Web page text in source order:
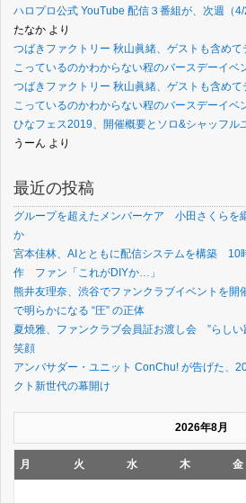
ハロプロ公式 YouTube 配信３番組が、次週（
たなか より
つばきファクトリー 秋山眞緒、ゲストも含め
こっているのかわからない程のバースデーイベ
つばきファクトリー 秋山眞緒、ゲストも含め
こっているのかわからない程のバースデーイベ
ひなフェス2019、開催概要とソロ&シャッフル
うーん より
最近の投稿
グループを超えたメンバーケア 小田さくらを
か
宮本佳林、AIとともに配信システムを構築 10
作 ファン「これがDIYか…」
熊井友理奈、渋谷でファンクラブイベントを
で明らかになる “圧” の正体
夏焼雅、ファンクラブ会員証お渡し会 ”らしい
笑顔
アンバサダー・ユニット ConChu! が告げた、
クト新世代の幕開け
2026年8月
月 火 水 木 金